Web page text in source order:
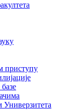
приступу
Универзитета